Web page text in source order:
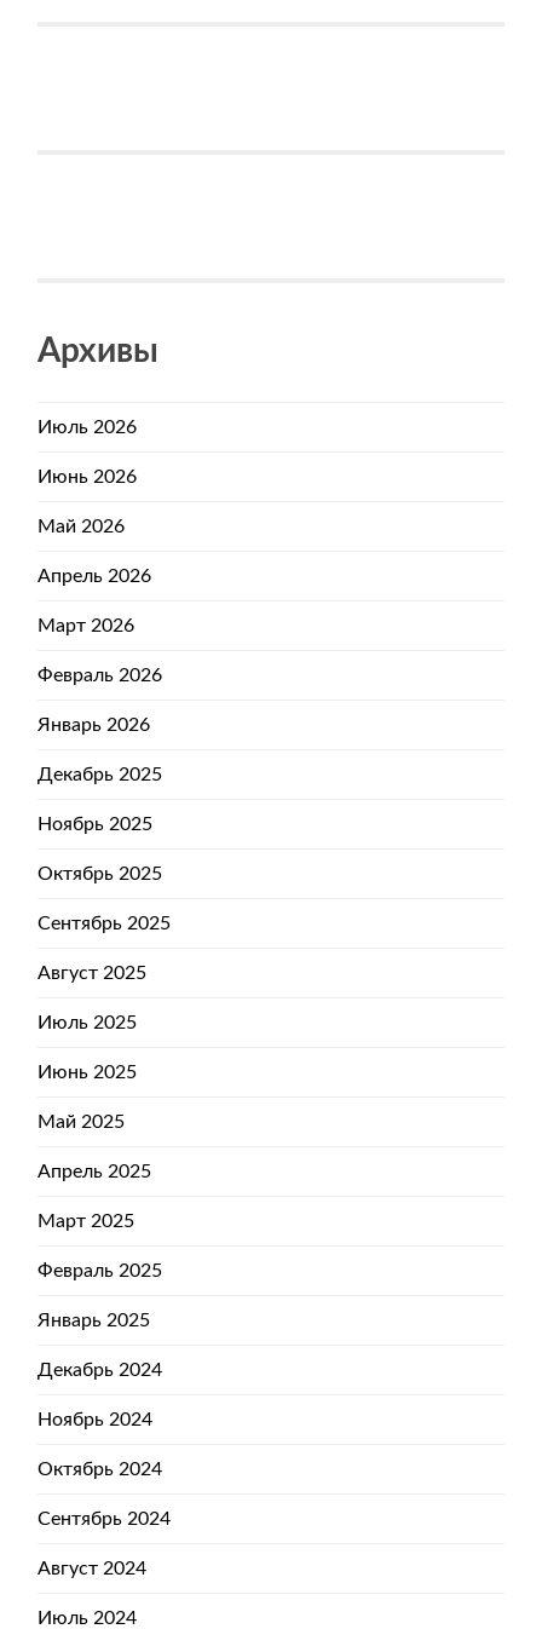
Архивы
Июль 2026
Июнь 2026
Май 2026
Апрель 2026
Март 2026
Февраль 2026
Январь 2026
Декабрь 2025
Ноябрь 2025
Октябрь 2025
Сентябрь 2025
Август 2025
Июль 2025
Июнь 2025
Май 2025
Апрель 2025
Март 2025
Февраль 2025
Январь 2025
Декабрь 2024
Ноябрь 2024
Октябрь 2024
Сентябрь 2024
Август 2024
Июль 2024